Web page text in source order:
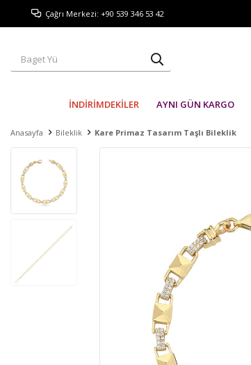
Çağrı Merkezi: +90 539 346 53 42
İNDİRİMDEKİLER AYNI GÜN KARGO
Anasayfa Bileklik Kare Primaz Tasarım Taşlı Bileklik